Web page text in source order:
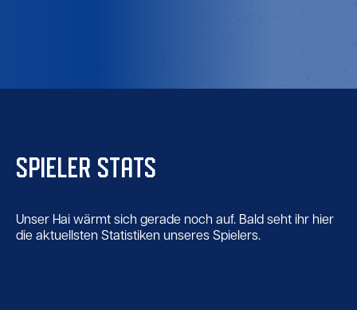
SPIELER STATS
Unser Hai wärmt sich gerade noch auf. Bald seht ihr hier
die aktuellsten Statistiken unseres Spielers.